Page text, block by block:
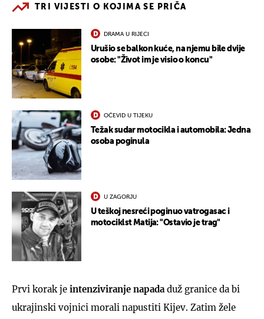
TRI VIJESTI O KOJIMA SE PRIČA
DRAMA U RIJECI
Urušio se balkon kuće, na njemu bile dvije
osobe: "Život im je visio o koncu"
OČEVID U TIJEKU
Težak sudar motocikla i automobila: Jedna
osoba poginula
U ZAGORJU
U teškoj nesreći poginuo vatrogasac i
motociklst Matija: "Ostavio je trag"
Prvi korak je intenziviranje napada duž granice da bi
ukrajinski vojnici morali napustiti Kijev. Zatim žele